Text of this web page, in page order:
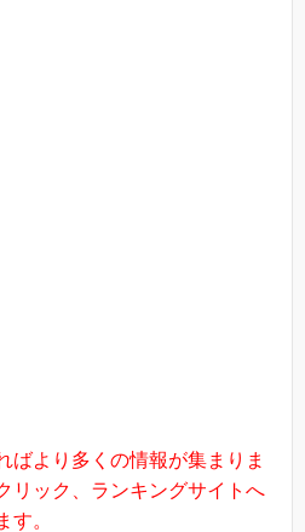
ばより多くの情報が集まりま
リック、ランキングサイトへ
す。